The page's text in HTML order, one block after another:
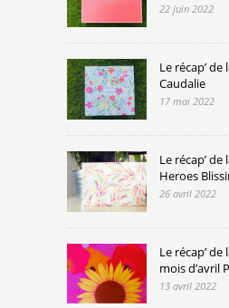
22 juin 2022
Le récap’
Caudalie
17 mai 2022
Le récap’
Heroes
26 avril 2022
Le récap’
mois d’avril
13 avril 2022